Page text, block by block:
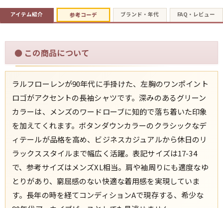
古着コラム
メディア・イベント情報
Youtube 古着屋Rush Out チャンネル
スタッフコーディネート
ご利用案内
お客様の声
レビュー1万件突破
お気に入りリスト
アイテム紹介 参考コーデ ブランド・年代 FAQ・レビュー
● この商品について
ラルフローレンが90年代に手掛けた、左胸のワンポイント
ロゴがアクセントの長袖シャツです。深みのあるグリーン
カラーは、メンズのワードローブに知的で落ち着いた印象
を加えてくれます。ボタンダウンカラーのクラシックなデ
ィテールが品格を高め、ビジネスカジュアルから休日のリ
ラックススタイルまで幅広く活躍。表記サイズは17-34
で、参考サイズはメンズXL相当。肩や袖周りにも適度なゆ
とりがあり、窮屈感のない快適な着用感を実現していま
す。長年の時を経てコンディションAで現存する、希少な